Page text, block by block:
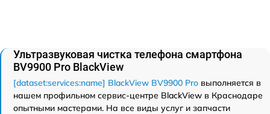
Ультразвуковая чистка телефона смартфона
BV9900 Pro BlackView
[dataset:services:name] BlackView BV9900 Pro выполняется в
нашем профильном сервис-центре BlackView в Краснодаре
опытными мастерами. На все виды услуг и запчасти